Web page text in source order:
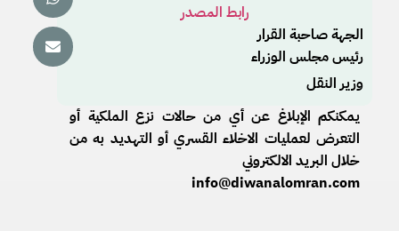
رابط المصدر
الجهة صاحبة القرار
رئيس مجلس الوزراء
وزير النقل
يمكنكم الإبلاغ عن أي من حالات نزع الملكية أو
التعرض لعمليات الاخلاء القسري أو التهديد به من
خلال البريد الالكتروني
info@diwanalomran.com